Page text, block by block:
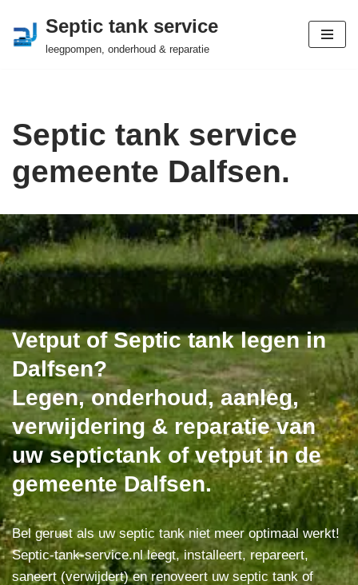
Ga
Septic tank service
leegpompen, onderhoud & reparatie
Septic tank service
gemeente Dalfsen.
Vetput of Septic tank legen in
Dalfsen?
Legen, onderhoud, aanleg,
verwijdering & reparatie van
uw septictank of vetput in de
gemeente Dalfsen.
Bel gerust als uw septic tank niet meer optimaal werkt!
Septic-tank-service.nl leegt, installeert, repareert,
saneert (verwijdert) en renoveert uw septic tank of